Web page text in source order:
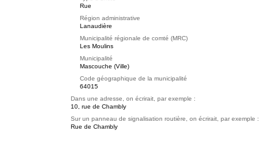
Rue
Région administrative
Lanaudière
Municipalité régionale de comté (MRC)
Les Moulins
Municipalité
Mascouche (Ville)
Code géographique de la municipalité
64015
Dans une adresse, on écrirait, par exemple :
10, rue de Chambly
Sur un panneau de signalisation routière, on écrirait, par exemple :
Rue de Chambly